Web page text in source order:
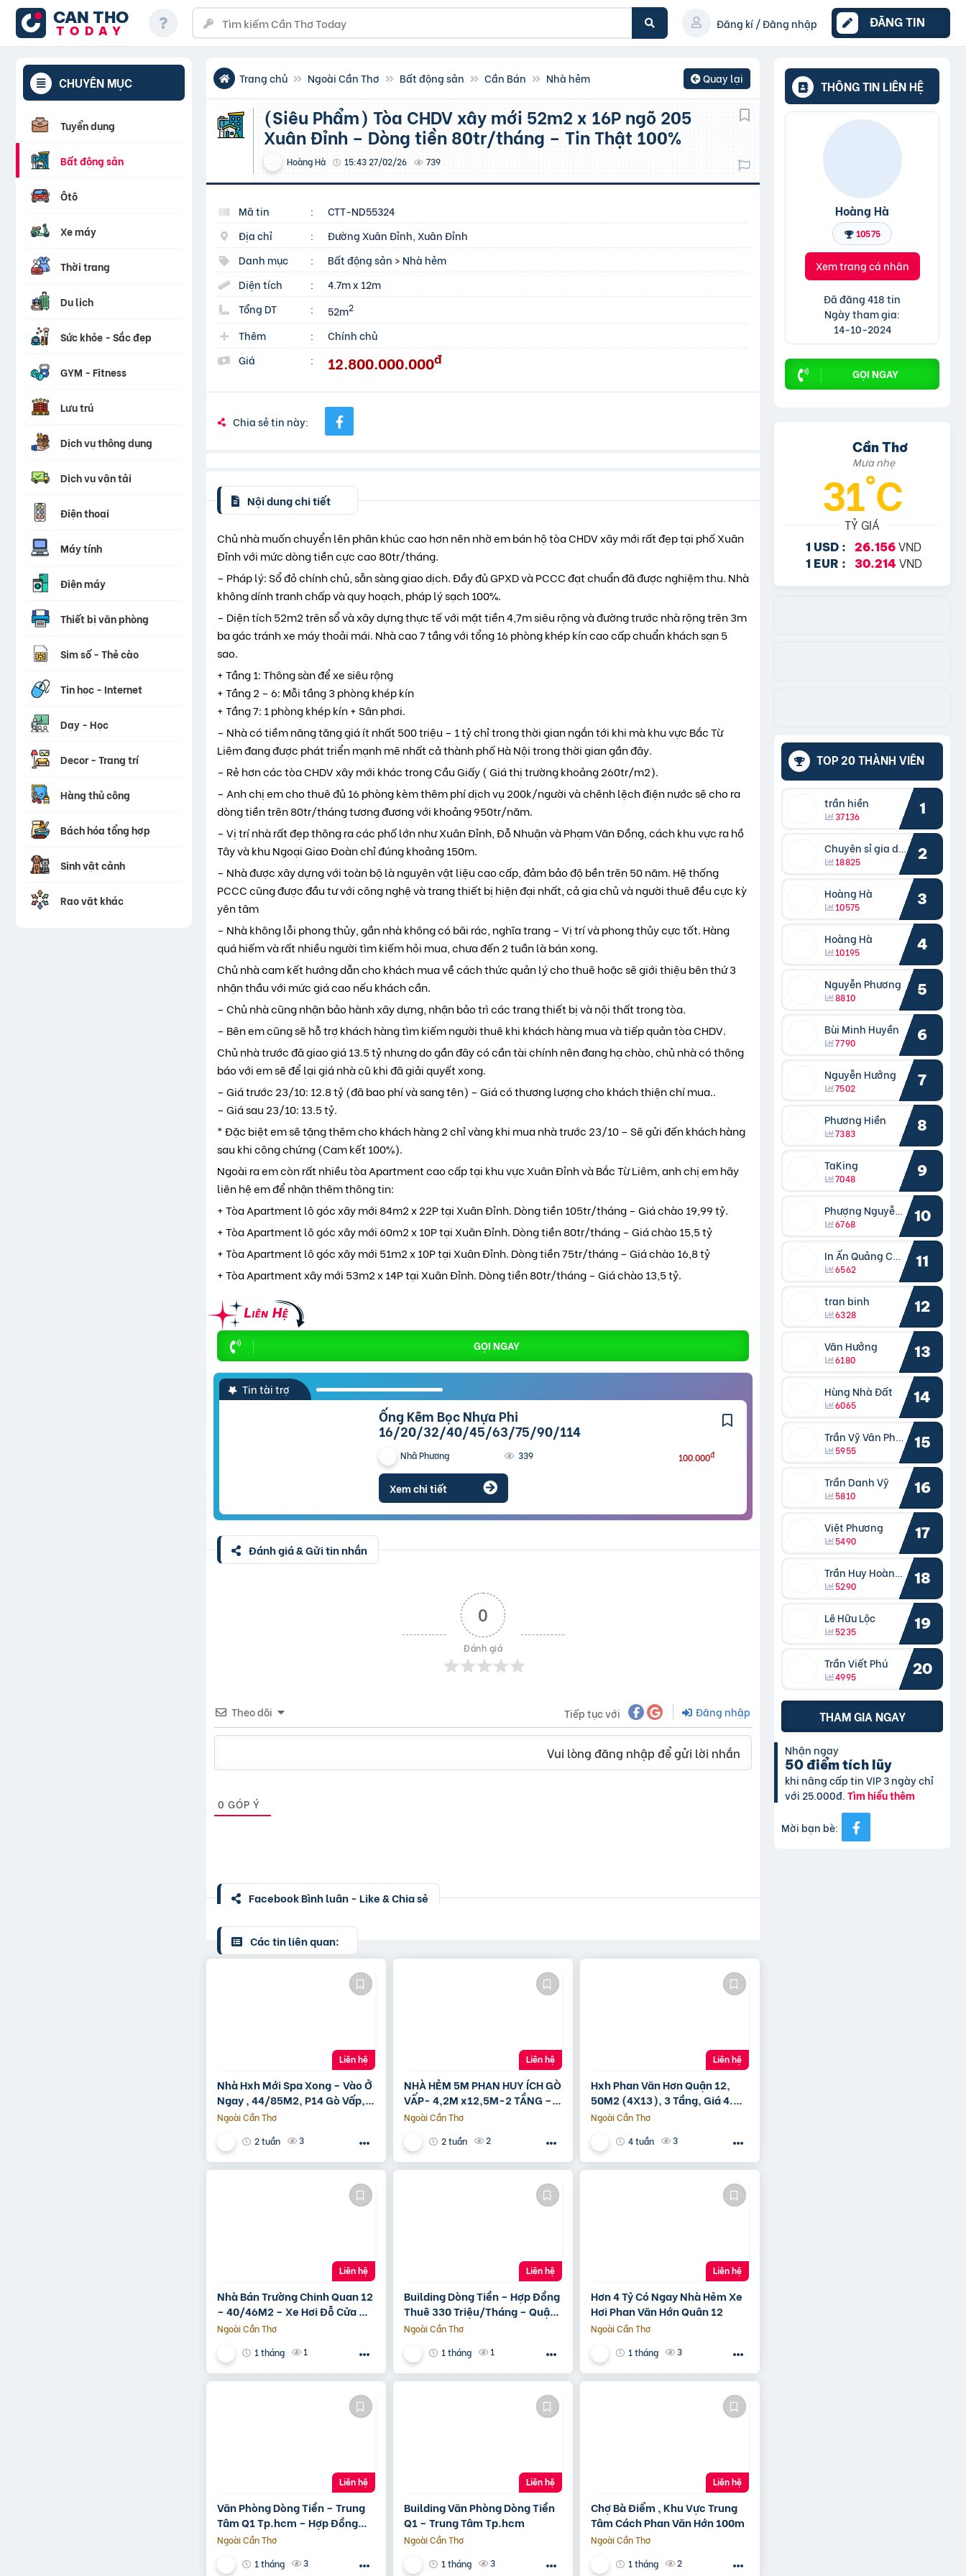
CAN THO
TODAY
Đăng kí / Đăng nhập ĐĂNG TIN
CHUYÊN MỤC
Tuyển dụng
Bất động sản
Ôtô
Xe máy
Thời trang
Du lịch
Sức khỏe - Sắc đẹp
GYM - Fitness
Lưu trú
Dịch vụ thông dụng
Dịch vụ vận tải
Điện thoại
Máy tính
Điện máy
Thiết bị văn phòng
Sim số - Thẻ cào
Tin học - Internet
Dạy - Học
Decor - Trang trí
Hàng thủ công
Bách hóa tổng hợp
Sinh vật cảnh
Rao vặt khác
Trang chủ Ngoài Cần Thơ Bất động sản Cần Bán Nhà hẻm Quay lại
(Siêu Phẩm) Tòa CHDV xây mới 52m2 x 16P ngõ 205
Xuân Đỉnh – Dòng tiền 80tr/tháng – Tin Thật 100%
Hoàng Hà 15:43 27/02/26 739
Mã tin :
CTT-ND55324
Địa chỉ
:
Đường Xuân Đỉnh, Xuân Đỉnh
Danh mục
: Bất động sản > Nhà hẻm
Diện tích
:
4.7m x 12m
Tổng DT
: 52m2
Thêm :
Chính chủ
Giá
: 12.800.000.000đ
Chia sẻ tin này:
Nội dung chi tiết
Chủ nhà muốn chuyển lên phân khúc cao hơn nên nhờ em bán hộ tòa CHDV xây mới rất đẹp tại phố Xuân
Đỉnh với mức dòng tiền cực cao 80tr/tháng.
– Pháp lý: Sổ đỏ chính chủ, sẵn sàng giao dịch. Đầy đủ GPXD và PCCC đạt chuẩn đã được nghiệm thu. Nhà
không dính tranh chấp và quy hoạch, pháp lý sạch 100%.
– Diện tích 52m2 trên sổ và xây dựng thực tế với mặt tiền 4,7m siêu rộng và đường trước nhà rộng trên 3m
ba gác tránh xe máy thoải mái. Nhà cao 7 tầng với tổng 16 phòng khép kín cao cấp chuẩn khách sạn 5
sao.
+ Tầng 1: Thông sàn để xe siêu rộng
+ Tầng 2 – 6: Mỗi tầng 3 phòng khép kín
+ Tầng 7: 1 phòng khép kín + Sân phơi.
– Nhà có tiềm năng tăng giá ít nhất 500 triệu – 1 tỷ chỉ trong thời gian ngắn tới khi mà khu vực Bắc Từ
Liêm đang được phát triển mạnh mẽ nhất cả thành phố Hà Nội trong thời gian gần đây.
– Rẻ hơn các tòa CHDV xây mới khác trong Cầu Giấy ( Giá thị trường khoảng 260tr/m2).
– Anh chị em cho thuê đủ 16 phòng kèm thêm phí dịch vụ 200k/người và chênh lệch điện nước sẽ cho ra
dòng tiền trên 80tr/tháng tương đương với khoảng 950tr/năm.
– Vị trí nhà rất đẹp thông ra các phố lớn như Xuân Đỉnh, Đỗ Nhuận và Phạm Văn Đồng, cách khu vực ra hồ
Tây và khu Ngoại Giao Đoàn chỉ đúng khoảng 150m.
– Nhà được xây dựng với toàn bộ là nguyên vật liệu cao cấp, đảm bảo độ bền trên 50 năm. Hệ thống
PCCC cũng được đầu tư với công nghệ và trang thiết bị hiện đại nhất, cả gia chủ và người thuê đều cực kỳ
yên tâm
– Nhà không lỗi phong thủy, gần nhà không có bãi rác, nghĩa trang – Vị trí và phong thủy cực tốt. Hàng
quá hiếm và rất nhiều người tìm kiếm hỏi mua, chưa đến 2 tuần là bán xong.
Chủ nhà cam kết hướng dẫn cho khách mua về cách thức quản lý cho thuê hoặc sẽ giới thiệu bên thứ 3
nhận thầu với mức giá cao nếu khách cần.
– Chủ nhà cũng nhận bảo hành xây dựng, nhận bảo trì các trang thiết bị và nội thất trong tòa.
– Bên em cũng sẽ hỗ trợ khách hàng tìm kiếm người thuê khi khách hàng mua và tiếp quản tòa CHDV.
Chủ nhà trước đã giao giá 13.5 tỷ nhưng do gần đây có cần tài chính nên đang hạ chào, chủ nhà có thông
báo với em sẽ để lại giá nhà cũ khi đã giải quyết xong.
– Giá trước 23/10: 12.8 tỷ (đã bao phí và sang tên) – Giá có thương lượng cho khách thiện chí mua..
– Giá sau 23/10: 13.5 tỷ.
* Đặc biệt em sẽ tặng thêm cho khách hàng 2 chỉ vàng khi mua nhà trước 23/10 – Sẽ gửi đến khách hàng
sau khi công chứng (Cam kết 100%).
Ngoài ra em còn rất nhiều tòa Apartment cao cấp tại khu vực Xuân Đỉnh và Bắc Từ Liêm, anh chị em hãy
liên hệ em để nhận thêm thông tin:
+ Tòa Apartment lô góc xây mới 84m2 x 22P tại Xuân Đỉnh. Dòng tiền 105tr/tháng – Giá chào 19,99 tỷ.
+ Tòa Apartment lô góc xây mới 60m2 x 10P tại Xuân Đỉnh. Dòng tiền 80tr/tháng – Giá chào 15,5 tỷ
+ Tòa Apartment lô góc xây mới 51m2 x 10P tại Xuân Đỉnh. Dòng tiền 75tr/tháng – Giá chào 16,8 tỷ
+ Tòa Apartment xây mới 53m2 x 14P tại Xuân Đỉnh. Dòng tiền 80tr/tháng – Giá chào 13,5 tỷ.
GỌI NGAY
Tin tài trợ
Ống Kẽm Bọc Nhựa Phi
16/20/32/40/45/63/75/90/114
Nhã Phương 339 100.000đ
Xem chi tiết
Đánh giá & Gửi tin nhắn
0
Đánh giá
Theo dõi Tiếp tục với Đăng nhập
Vui lòng đăng nhập để gửi lời nhắn
0 GÓP Ý
Facebook Bình luận - Like & Chia sẻ
Các tin liên quan:
Nhà Hxh Mới Spa Xong – Vào Ở
Ngay , 44/85M2, P14 Gò Vấp,
Giá 4.X Tỷ
Ngoài Cần Thơ
2 tuần
3
Liên hệ
NHÀ HẺM 5M PHAN HUY ÍCH GÒ
VẤP- 4,2M x12,5M-2 TẦNG –
GIÁ 4,4 TỶ
Ngoài Cần Thơ
2 tuần
2
Liên hệ
Hxh Phan Văn Hơn Quận 12,
50M2 (4X13), 3 Tầng, Giá 4.96
Tỷ
Ngoài Cần Thơ
4 tuần
3
Liên hệ
Nhà Bán Trường Chinh Quan 12
– 40/46M2 – Xe Hơi Đỗ Cửa –
3.1 Tỷ
Ngoài Cần Thơ
1 tháng
1
Liên hệ
Building Dòng Tiền – Hợp Đồng
Thuê 330 Triệu/Tháng – Quận
5, Tp.hcm -139Ty
Ngoài Cần Thơ
1 tháng
1
Liên hệ
Hơn 4 Tỷ Có Ngay Nhà Hẻm Xe
Hơi Phan Văn Hớn Quân 12
Ngoài Cần Thơ
1 tháng
3
Liên hệ
Văn Phòng Dòng Tiền – Trung
Tâm Q1 Tp.hcm – Hợp Đồng
Thuê 250 Triệu/Tháng – 115 Tỷ
Ngoài Cần Thơ
1 tháng
3
Liên hệ
Building Văn Phòng Dòng Tiền
Q1 – Trung Tâm Tp.hcm
Ngoài Cần Thơ
1 tháng
3
Liên hệ
Chợ Bà Điểm , Khu Vực Trung
Tâm Cách Phan Văn Hớn 100m
Ngoài Cần Thơ
1 tháng
2
Liên hệ
THÔNG TIN LIÊN HỆ
Hoàng Hà
10575
Xem trang cá nhân
Đã đăng 418 tin
Ngày tham gia:
14-10-2024
GỌI NGAY
Cần Thơ
Mưa nhẹ
31°C
TỶ GIÁ
1 USD : 26.156 VND
1 EUR : 30.214 VND
TOP 20 THÀNH VIÊN
trần hiền
37136 1
Chuyên sỉ gia dụng
18825 2
Hoàng Hà
10575 3
Hoàng Hà
10195 4
Nguyễn Phương
8810 5
Bùi Minh Huyền
7790 6
Nguyễn Hưởng
7502 7
Phương Hiền
7383 8
TaKing
7048 9
Phượng Nguyễn Phượng
6768 10
In Ấn Quảng Cáo Cần Thơ
6562 11
tran binh
6328 12
Văn Hưởng
6180 13
Hùng Nhà Đất
6065 14
Trần Vỹ Vân Phong
5955 15
Trần Danh Vỹ
5810 16
Việt Phương
5490 17
Trần Huy Hoàng Bắc
5290 18
Lê Hữu Lộc
5235 19
Trần Viết Phú
4995 20
THAM GIA NGAY
Nhận ngay
50 điểm tích lũy
khi nâng cấp tin VIP 3 ngày chỉ
với 25.000đ.Tìm hiểu thêm
Mời bạn bè: